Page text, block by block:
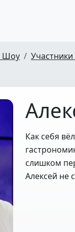
Шоу
Как себя
слишком
Алексей не